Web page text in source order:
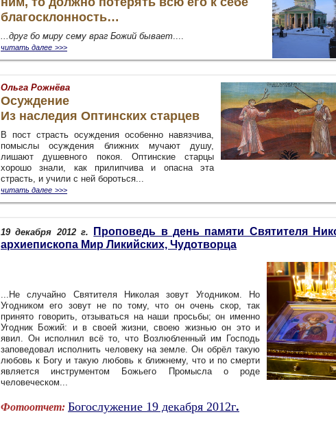
благосклонность…
...друг бо миру сему враг Божий бывает....
читать далее >>>
Ольга Рожнёва
Осуждение
Из наследия Оптинских старцев
В пост страсть осуждения особенно навязчива,
помыслы осуждения ближних мучают душу,
лишают душевного покоя. Оптинские старцы
хорошо знали, как прилипчива и опасна эта
страсть, и учили с ней бороться...
читать далее >>>
19 декабря 2012 г.
Проповедь в день памяти Святителя
архиепископа Мир Ликийских, Чудотворца
... Не случайно Святителя Николая зовут Угодником. Но
Угодником его зовут не по тому, что он очень скор, так
принято говорить, отзываться на наши просьбы; он именно
Угодник Божий: и в своей жизни, своею жизнью он это и
явил. Он исполнил всё то, что Возлюбленный им Господь
заповедовал исполнить человеку на земле. Он обрёл такую
любовь к Богу и такую любовь к ближнему, что и по смерти
является инструментом Божьего Промысла о роде
человеческом...
Фотоотчет: Богослужение 19 декабря 2012г.